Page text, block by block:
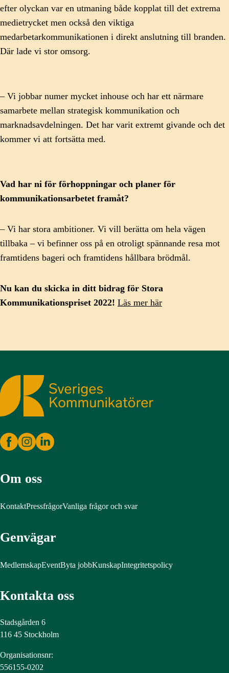
efter olyckan var en utmaning både kopplat till det extrema
medietrycket men också den viktiga
medarbetarkommunikationen i direkt anslutning till branden.
Där lade vi stor omsorg.
– Vi jobbar numer mycket inhouse och har ett närmare
samarbete mellan strategisk kommunikation och
marknadsavdelningen. Det har varit extremt givande och det
kommer vi att fortsätta med.
Vad har ni för förhoppningar och planer för
kommunikationsarbetet framåt?
– Vi har stora ambitioner. Vi vill berätta om hela vägen
tillbaka – vi befinner oss på en otroligt spännande resa mot
framtidens bageri och framtidens hållbara brödmål.
Nu kan du skicka in ditt bidrag för Stora
Kommunikationspriset 2022! Läs mer här
Sveriges Kommunikatörer
Om oss
KontaktPressfrågorVanliga frågor och svar
Genvägar
MedlemskapEventByta jobbKunskapIntegritetspolicy
Kontakta oss
Stadsgården 6
116 45 Stockholm
Organisationsnr:
556155-0202